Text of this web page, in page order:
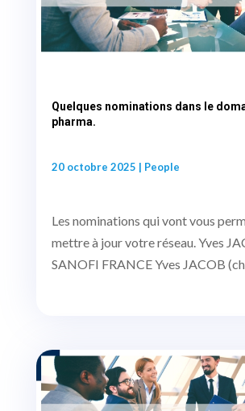
Quelques nominations dans le
pharma.
20 octobre 2025 | People
Les nominations qui vont vous
mettre à jour votre réseau. Yves
SANOFI FRANCE Yves JACOB